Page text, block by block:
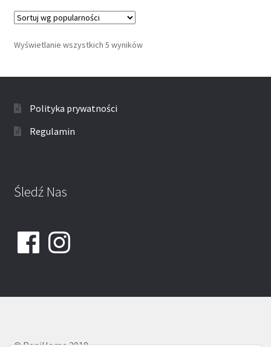
Wyświetlanie wszystkich 5 wyników
Polityka prywatności
Regulamin
Śledź Nas
FacebookInstagram